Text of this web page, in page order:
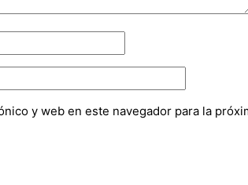
y web en este navegador para la